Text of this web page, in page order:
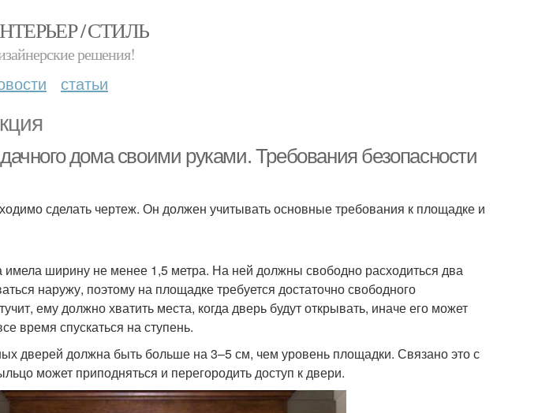
/ СТИЛЬ
решения!
статьи
дома своими руками. Требования безопасности
сделать чертеж. Он должен учитывать основные требования к площадке и
имела ширину не менее 1,5 метра. На ней должны свободно расходиться два
наружу, поэтому на площадке требуется достаточно свободного
ему должно хватить места, когда дверь будут открывать, иначе его может
время спускаться на ступень.
дверей должна быть больше на 3–5 см, чем уровень площадки. Связано это с
может приподняться и перегородить доступ к двери.